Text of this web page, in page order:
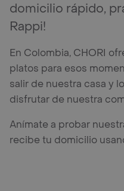
domicilio rápido,
Rappi!
En Colombia, CHORI
platos para esos
salir de nuestra casa y
disfrutar de nuestra
Anímate a probar
recibe tu domicilio